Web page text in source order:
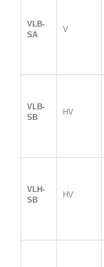
VLB-
SA
V
VLB-
SB
HV
VLH-
SB
HV